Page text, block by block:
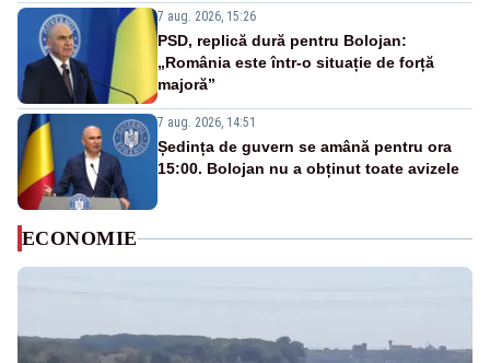
7 aug. 2026, 15:26
PSD, replică dură pentru Bolojan:
„România este într-o situație de forță
majoră”
7 aug. 2026, 14:51
Ședința de guvern se amână pentru ora
15:00. Bolojan nu a obținut toate avizele
ECONOMIE